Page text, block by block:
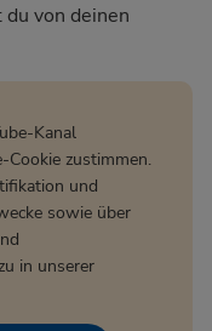
von deinen
Kanal
Cookie zustimmen.
und
sowie über
in unserer